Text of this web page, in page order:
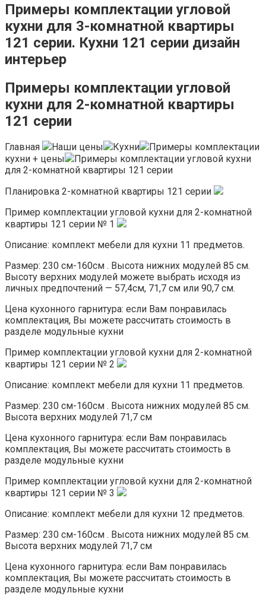
Примеры комплектации угловой
кухни для 3-комнатной квартиры
121 серии. Кухни 121 серии дизайн
интерьер
Примеры комплектации угловой
кухни для 2-комнатной квартиры
121 серии
Главная Наши цены Кухни
Примеры комплектации
кухни + цены
Примеры комплектации угловой кухни
для 2-комнатной квартиры 121 серии
Планировка 2-комнатной квартиры 121 серии
Пример комплектации угловой кухни для 2-комнатной
квартиры 121 серии № 1
Описание: комплект мебели для кухни 11 предметов.
Размер: 230 см-160см . Высота нижних модулей 85 см.
Высоту верхних модулей можете выбрать исходя из
личных предпочтений — 57,4см, 71,7 см или 90,7 см.
Цена кухонного гарнитура: если Вам понравилась
комплектация, Вы можете рассчитать стоимость в
разделе модульные кухни
Пример комплектации угловой кухни для 2-комнатной
квартиры 121 серии № 2
Описание: комплект мебели для кухни 11 предметов.
Размер: 230 см-160см . Высота нижних модулей 85 см.
Высота верхних модулей 71,7 см
Цена кухонного гарнитура: если Вам понравилась
комплектация, Вы можете рассчитать стоимость в
разделе модульные кухни
Пример комплектации угловой кухни для 2-комнатной
квартиры 121 серии № 3
Описание: комплект мебели для кухни 12 предметов.
Размер: 230 см-160см . Высота нижних модулей 85 см.
Высота верхних модулей 71,7 см
Цена кухонного гарнитура: если Вам понравилась
комплектация, Вы можете рассчитать стоимость в
разделе модульные кухни